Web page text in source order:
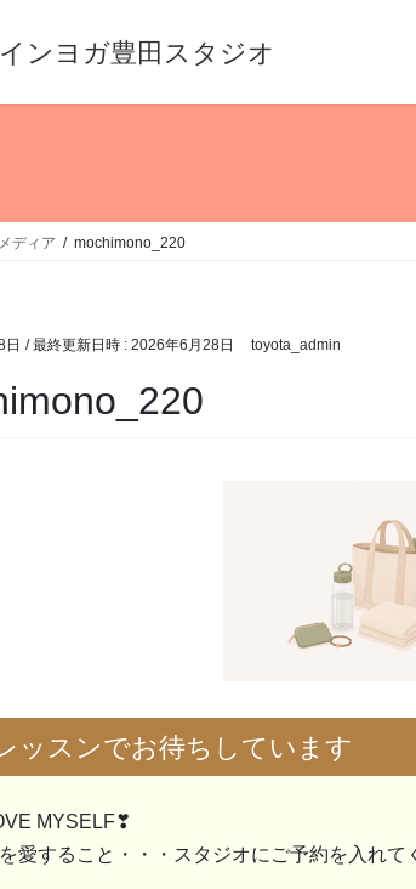
ンヨガ豊田スタジオ
メディア mochimono_220
日 / 最終更新日時 : 2026年6月28日 toyota_admin
ッスンでお待ちしています
MYSELF❣
愛すること・・・スタジオにご予約を入れて